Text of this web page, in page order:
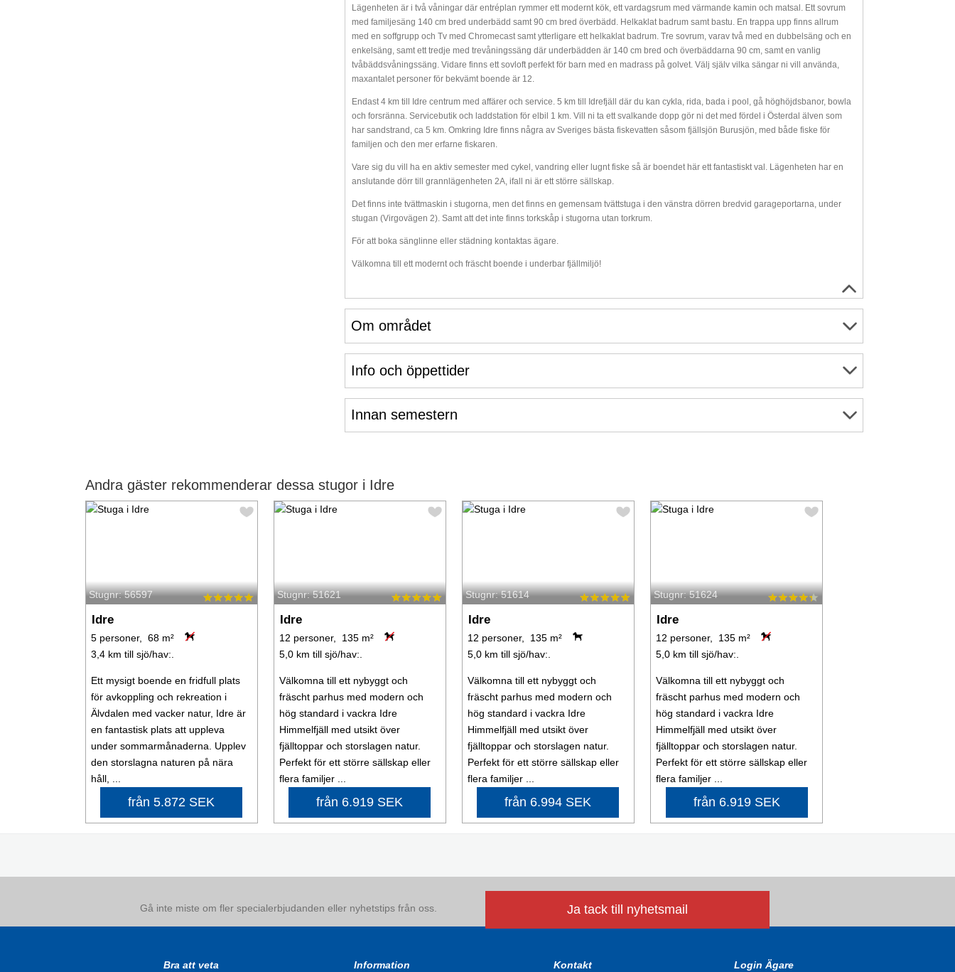
Lägenheten är i två våningar där entréplan rymmer ett modernt kök, ett vardagsrum med värmande kamin och matsal. Ett sovrum
med familjesäng 140 cm bred underbädd samt 90 cm bred överbädd. Helkaklat badrum samt bastu. En trappa upp finns allrum
med en soffgrupp och Tv med Chromecast samt ytterligare ett helkaklat badrum. Tre sovrum, varav två med en dubbelsäng och en
enkelsäng, samt ett tredje med trevåningssäng där underbädden är 140 cm bred och överbäddarna 90 cm, samt en vanlig
tvåbäddsvåningssäng. Vidare finns ett sovloft perfekt för barn med en madrass på golvet. Välj själv vilka sängar ni vill använda,
maxantalet personer för bekvämt boende är 12.
Endast 4 km till Idre centrum med affärer och service. 5 km till Idrefjäll där du kan cykla, rida, bada i pool, gå höghöjdsbanor, bowla
och forsränna. Servicebutik och laddstation för elbil 1 km. Vill ni ta ett svalkande dopp gör ni det med fördel i Österdal älven som
har sandstrand, ca 5 km. Omkring Idre finns några av Sveriges bästa fiskevatten såsom fjällsjön Burusjön, med både fiske för
familjen och den mer erfarne fiskaren.
Vare sig du vill ha en aktiv semester med cykel, vandring eller lugnt fiske så är boendet här ett fantastiskt val. Lägenheten har en
anslutande dörr till grannlägenheten 2A, ifall ni är ett större sällskap.
Det finns inte tvättmaskin i stugorna, men det finns en gemensam tvättstuga i den vänstra dörren bredvid garageportarna, under
stugan (Virgovägen 2). Samt att det inte finns torkskåp i stugorna utan torkrum.
För att boka sänglinne eller städning kontaktas ägare.
Välkomna till ett modernt och fräscht boende i underbar fjällmiljö!
Om området
Info och öppettider
Innan semestern
Andra gäster rekommenderar dessa stugor i Idre
Stugnr: 56597
Idre
5 personer, 68 m²
3,4 km till sjö/hav:.
Ett mysigt boende en fridfull plats
för avkoppling och rekreation i
Älvdalen med vacker natur, Idre är
en fantastisk plats att uppleva
under sommarmånaderna. Upplev
den storslagna naturen på nära
håll, ...
från 5.872 SEK
Stugnr: 51621
Idre
12 personer, 135 m²
5,0 km till sjö/hav:.
Välkomna till ett nybyggt och
fräscht parhus med modern och
hög standard i vackra Idre
Himmelfjäll med utsikt över
fjälltoppar och storslagen natur.
Perfekt för ett större sällskap eller
flera familjer ...
från 6.919 SEK
Stugnr: 51614
Idre
12 personer, 135 m²
5,0 km till sjö/hav:.
Välkomna till ett nybyggt och
fräscht parhus med modern och
hög standard i vackra Idre
Himmelfjäll med utsikt över
fjälltoppar och storslagen natur.
Perfekt för ett större sällskap eller
flera familjer ...
från 6.994 SEK
Stugnr: 51624
Idre
12 personer, 135 m²
5,0 km till sjö/hav:.
Välkomna till ett nybyggt och
fräscht parhus med modern och
hög standard i vackra Idre
Himmelfjäll med utsikt över
fjälltoppar och storslagen natur.
Perfekt för ett större sällskap eller
flera familjer ...
från 6.919 SEK
Gå inte miste om fler specialerbjudanden eller nyhetstips från oss. Ja tack till nyhetsmail
Bra att veta Information Kontakt Login Ägare